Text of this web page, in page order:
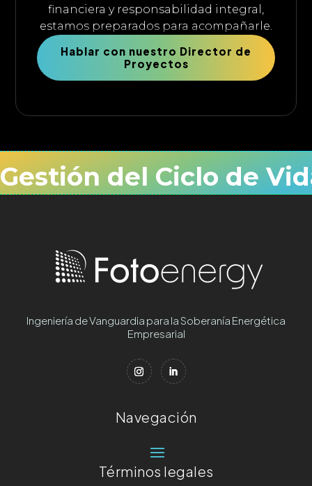
financiera y responsabilidad integral,
estamos preparados para acompañarle.
Hablar con nuestro Director de
Proyectos
Gestión del Ciclo de
Ingeniería de Vanguardia para la Soberanía Energética
Empresarial
Navegación
Términos legales